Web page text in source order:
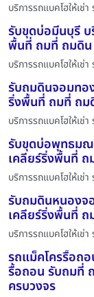
บริการรถแบคโฮให้เ
รับขุดบ่อมีนบุรี บ
พื้นที่ ถมที่ ถมดิน
บริการรถแบคโฮให้เ
รับถมดินจอมทอ
ริ่งพื้นที่ ถมที่ ถม
บริการรถแบคโฮให้เ
รับขุดบ่อพุทธมณ
เคลียร์ริ่งพื้นที่ ถ
บริการรถแบคโฮให้เ
รับถมดินหนองจ
เคลียร์ริ่งพื้นที่ ถ
บริการรถแบคโฮให้เ
รถแม็คโครรื้อถ
รื้อถอน รับถมที่
ครบวงจร